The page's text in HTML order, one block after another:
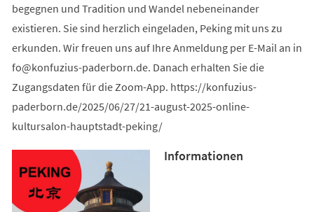
begegnen und Tradition und Wandel nebeneinander
existieren. Sie sind herzlich eingeladen, Peking mit uns zu
erkunden. Wir freuen uns auf Ihre Anmeldung per E-Mail an in
fo
konfuzius-paderborn de. Danach erhalten Sie die
Zugangsdaten für die Zoom-App. https://konfuzius-
paderborn.de/2025/06/27/21-august-2025-online-
kultursalon-hauptstadt-peking/
Informationen